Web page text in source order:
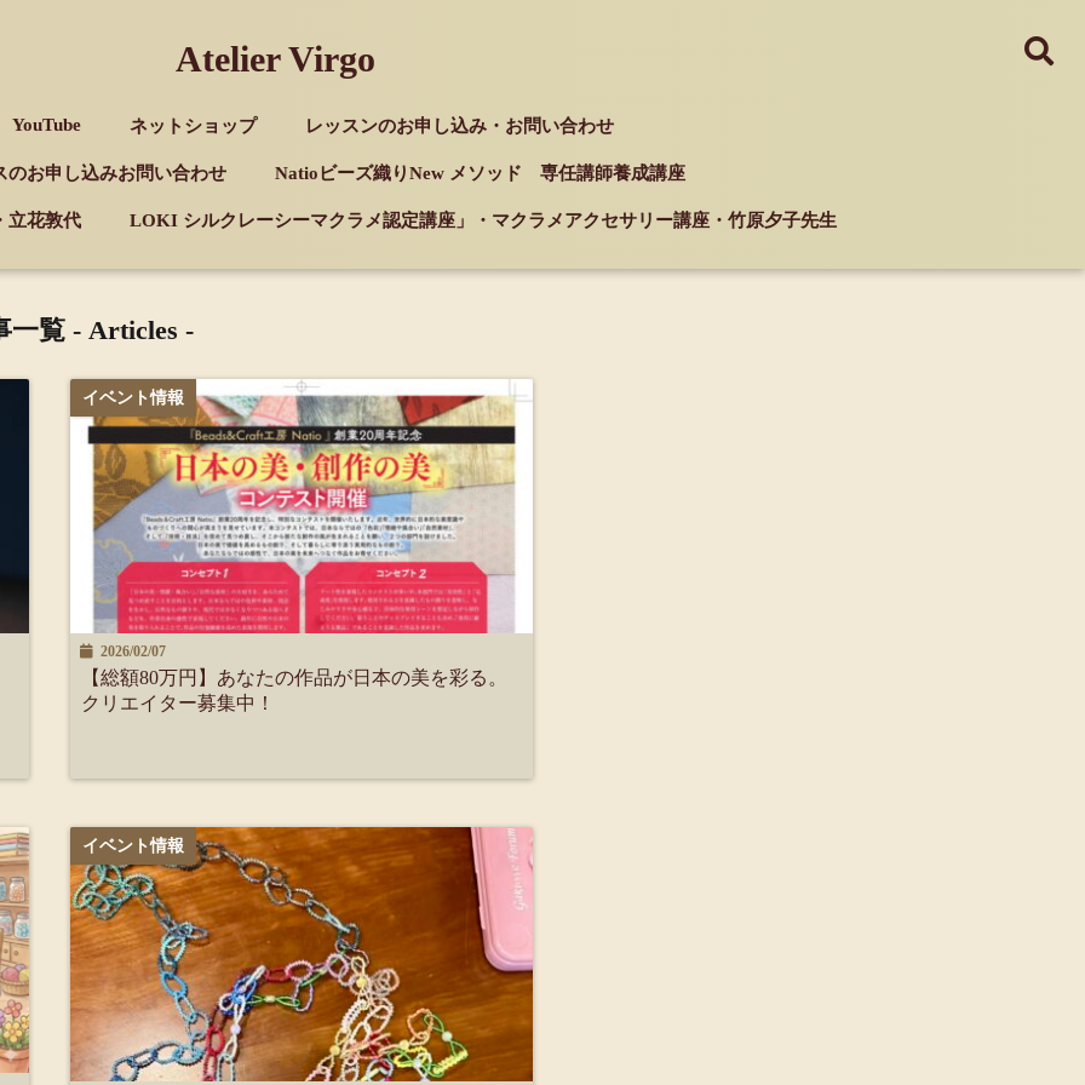
Atelier Virgo
YouTube ネットショップ レッスンのお申し込み・お問い合わせ
のお申し込みお問い合わせ Natioビーズ織りNew メソッド 専任講師養成講座
立花敦代 LOKI シルクレーシーマクラメ認定講座」・マクラメアクセサリー講座・竹原夕子先生
一覧 - Articles -
イベント情報
2026/02/07
【総額80万円】あなたの作品が日本の美を彩る。
クリエイター募集中！
イベント情報